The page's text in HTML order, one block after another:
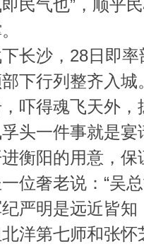
即民气也”，顺乎
长沙，28日即
下行列整齐入
吓得魂飞天外
头一件事就是
衡阳的用意，
位奢老说：“吴
严明是远近皆
洋第七师和张